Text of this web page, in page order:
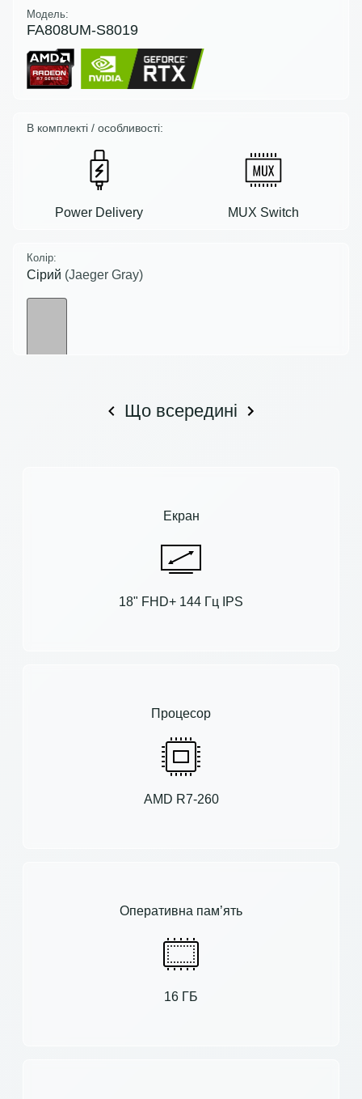
Модель:
FA808UM-S8019
В комплекті / особливості:
Power Delivery MUX Switch
Колір:
Сірий (Jaeger Gray)
Що всередині
Екран
18" FHD+ 144 Гц IPS
Процесор
AMD R7-260
Оперативна пам’ять
16 ГБ